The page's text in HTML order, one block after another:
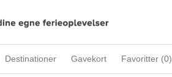
Destinationer Gavekort Favoritter (0)